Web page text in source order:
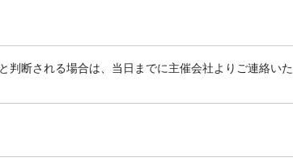
判断される場合は、当日までに主催会社よりご連絡いた